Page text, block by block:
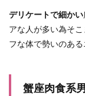
デリケートで細かい
アな人が多い為そ
フな体で勢いのある
蟹座肉食系